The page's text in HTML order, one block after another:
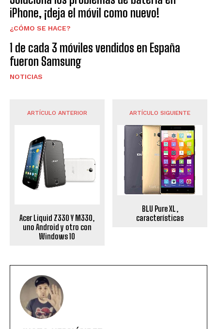
iPhone, ¡deja el móvil como nuevo!
¿CÓMO SE HACE?
1 de cada 3 móviles vendidos en España
fueron Samsung
NOTICIAS
ARTÍCULO ANTERIOR
Acer Liquid Z330 Y M330,
uno Android y otro con
Windows 10
ARTÍCULO SIGUIENTE
BLU Pure XL,
características